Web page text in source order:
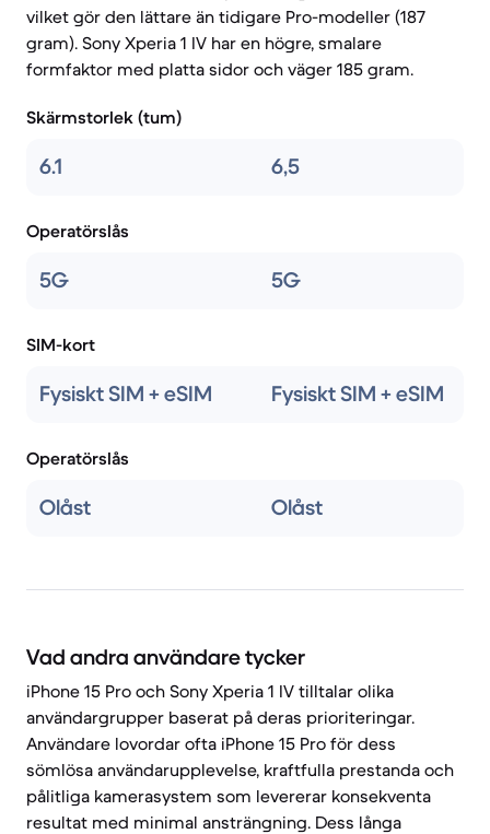
vilket gör den lättare än tidigare Pro-modeller (187
gram). Sony Xperia 1 IV har en högre, smalare
formfaktor med platta sidor och väger 185 gram.
Skärmstorlek (tum)
6.1 6,5
Operatörslås
5G 5G
SIM-kort
Fysiskt SIM + eSIM Fysiskt SIM + eSIM
Operatörslås
Olåst Olåst
Vad andra användare tycker
iPhone 15 Pro och Sony Xperia 1 IV tilltalar olika
användargrupper baserat på deras prioriteringar.
Användare lovordar ofta iPhone 15 Pro för dess
sömlösa användarupplevelse, kraftfulla prestanda och
pålitliga kamerasystem som levererar konsekventa
resultat med minimal ansträngning. Dess långa